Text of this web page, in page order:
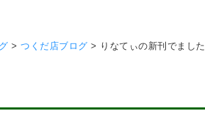
> つくだ店ブログ > りなてぃの新刊でました